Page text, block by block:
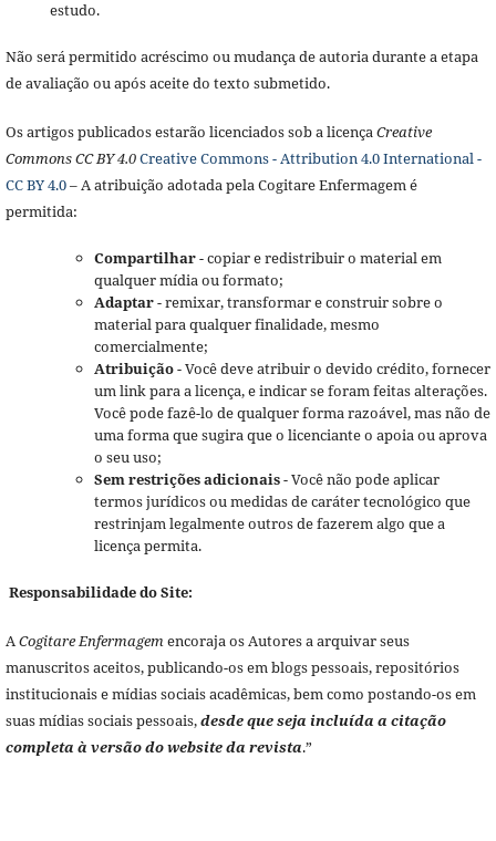
estudo.
Não será permitido acréscimo ou mudança de autoria durante a etapa
de avaliação ou após aceite do texto submetido.
Os artigos publicados estarão licenciados sob a licençaCreative
Commons CC BY 4.0Creative Commons - Attribution 4.0 International -
CC BY 4.0– A atribuição adotada pela Cogitare Enfermagem é
permitida:
Compartilhar- copiar e redistribuir o material em
qualquer mídia ou formato;
Adaptar- remixar, transformar e construir sobre o
material para qualquer finalidade, mesmo
comercialmente;
Atribuição- Você deve atribuir o devido crédito, fornecer
um link para a licença, e indicar se foram feitas alterações.
Você pode fazê-lo de qualquer forma razoável, mas não de
uma forma que sugira que o licenciante o apoia ou aprova
o seu uso;
Sem restrições adicionais- Você não pode aplicar
termos jurídicos ou medidas de caráter tecnológico que
restrinjam legalmente outros de fazerem algo que a
licença permita.
Responsabilidade do Site:
ACogitare Enfermagemencoraja os Autores a arquivar seus
manuscritos aceitos, publicando-os em blogs pessoais, repositórios
institucionais e mídias sociais acadêmicas, bem como postando-os em
suas mídias sociais pessoais,desde que seja incluída a citação
completa à versão do website da revista.”